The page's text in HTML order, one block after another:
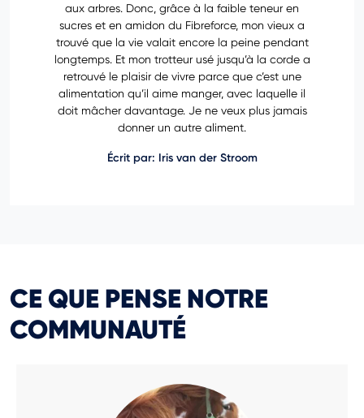
aux arbres. Donc, grâce à la faible teneur en
sucres et en amidon du Fibreforce, mon vieux a
trouvé que la vie valait encore la peine pendant
longtemps. Et mon trotteur usé jusqu’à la corde a
retrouvé le plaisir de vivre parce que c’est une
alimentation qu’il aime manger, avec laquelle il
doit mâcher davantage. Je ne veux plus jamais
donner un autre aliment.
Écrit par: Iris van der Stroom
CE QUE PENSE NOTRE
COMMUNAUTÉ